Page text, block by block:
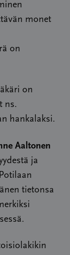
monet
on
on
ns.
hankalaksi.
Aaltonen
ja
tietonsa